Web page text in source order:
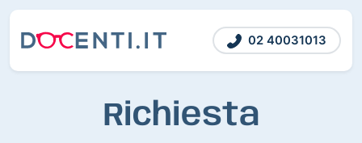
02 40031013
Richiesta